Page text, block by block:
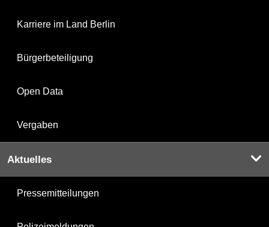
Karriere im Land Berlin
Bürgerbeteiligung
Open Data
Vergaben
Aktuelles
Pressemitteilungen